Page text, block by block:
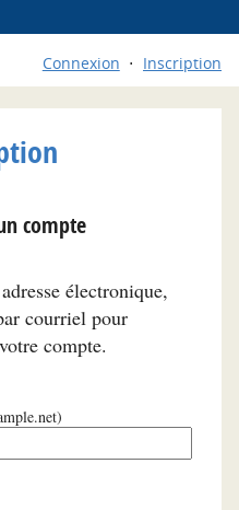
Connexion Inscription
compte
électronique,
courriel pour
compte.